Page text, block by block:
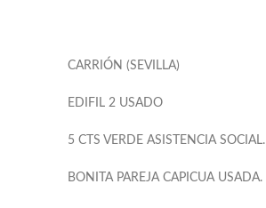
CARRIÓN (SEVILLA)
EDIFIL 2 USADO
5 CTS VERDE ASISTENCIA SOCIAL.
BONITA PAREJA CAPICUA USADA.